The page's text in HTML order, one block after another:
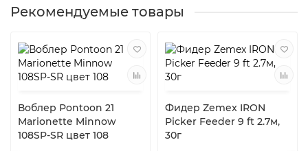
Рекомендуемые товары
Воблер Pontoon 21
Marionette Minnow
108SP-SR цвет 108
Фидер Zemex IRON
Picker Feeder 9 ft 2.7м,
30г